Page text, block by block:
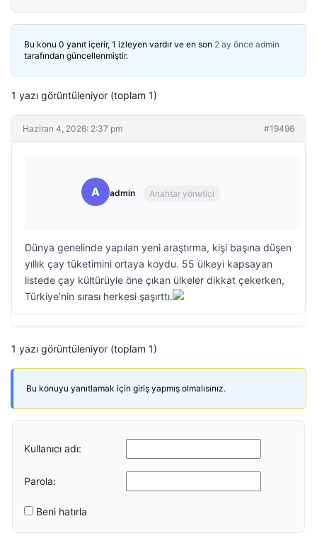
Bu konu 0 yanıt içerir, 1 izleyen vardır ve en son 2 ay önce admin
tarafından güncellenmiştir.
1 yazı görüntüleniyor (toplam 1)
Haziran 4, 2026: 2:37 pm #19496
A admin Anahtar yönetici
Dünya genelinde yapılan yeni araştırma, kişi başına düşen
yıllık çay tüketimini ortaya koydu. 55 ülkeyi kapsayan
listede çay kültürüyle öne çıkan ülkeler dikkat çekerken,
Türkiye’nin sırası herkesi şaşırttı.
1 yazı görüntüleniyor (toplam 1)
Bu konuyu yanıtlamak için giriş yapmış olmalısınız.
Kullanıcı adı:
Parola:
Beni hatırla